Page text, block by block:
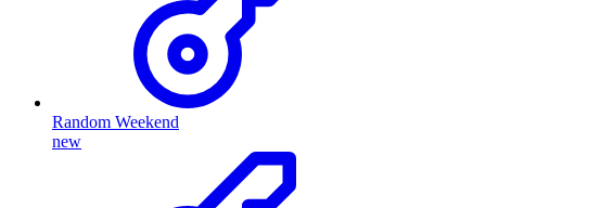
Random Weekend
new